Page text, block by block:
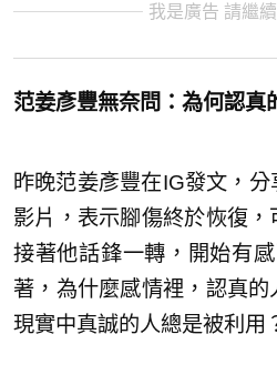
我是廣告 請繼
范姜彥豐無奈問：為何認真
昨晚范姜彥豐在IG發文，
影片，表示腳傷終於恢復，
接著他話鋒一轉，開始有
著，為什麼感情裡，認真
現實中真誠的人總是被利用